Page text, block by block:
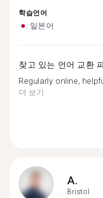
학습언어
일본어
찾고 있는 언어 교환
Regularly online,
더 보기
A.
Bristol